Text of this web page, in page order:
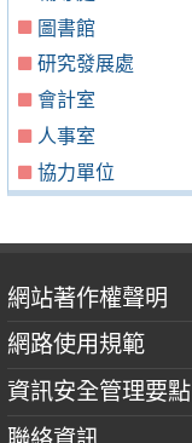
圖書館
研究發展處
會計室
人事室
協力單位
網站著作權聲明
網路使用規範
資訊安全管理要點